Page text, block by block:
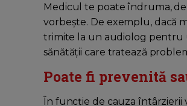
Medicul te poate îndruma,
vorbește. De exemplu, dacă
trimite la un audiolog pentru
sănătății care tratează
Poate fi prevenită
În funcție de cauza întârzierii